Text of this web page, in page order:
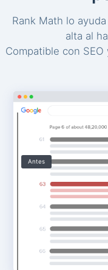
Rank Math lo
alta al
Compatible con
Antes